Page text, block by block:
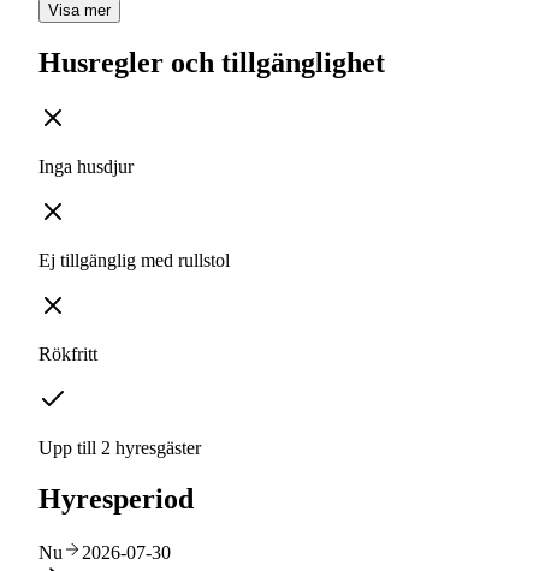
Visa mer
Husregler och tillgänglighet
Inga husdjur
Ej tillgänglig med rullstol
Rökfritt
Upp till 2 hyresgäster
Hyresperiod
Nu 2026-07-30